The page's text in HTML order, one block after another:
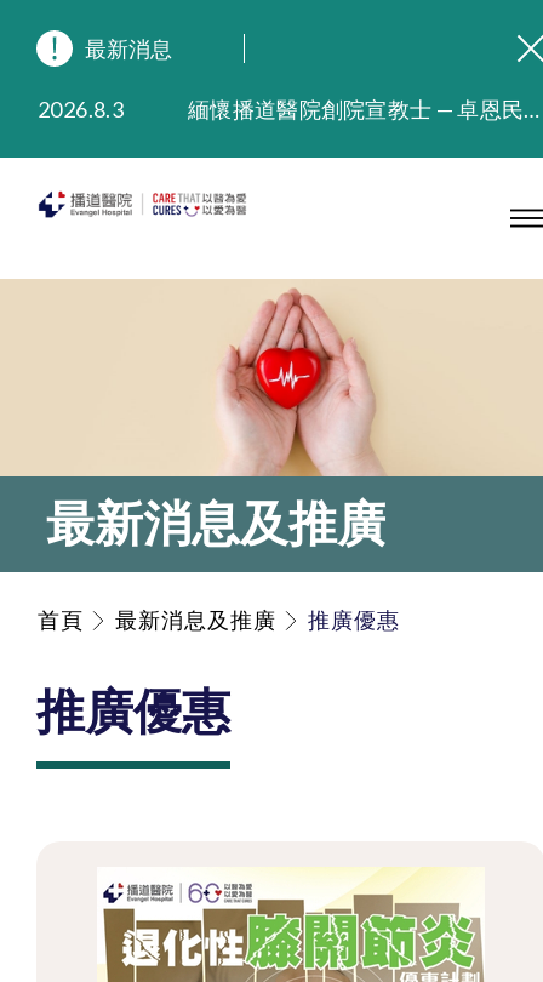
最新消息
2026.8.3
2026.3.20
晚間門診服務延長至晚上11時
2025.8.4
播道醫院體檢服務獲客戶正面評價
最新消息及推廣
首頁 最新消息及推廣 推廣優惠
推廣優惠